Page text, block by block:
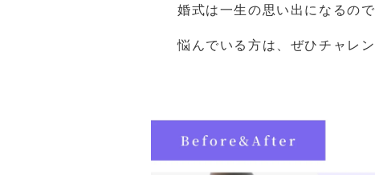
婚式は一生の思い出になるの
悩んでいる方は、ぜひチャレ